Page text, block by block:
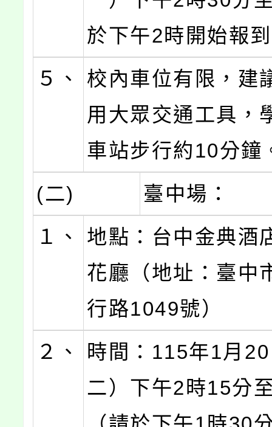
於下午2時開始報
５、
校內車位有限，建
用大眾交通工具，
車站步行約10分鐘
(二)
臺中場：
１、
地點：台中金典酒
花廳（地址：臺中
行路1049號）
２、
時間：115年1月
二）下午2時15分